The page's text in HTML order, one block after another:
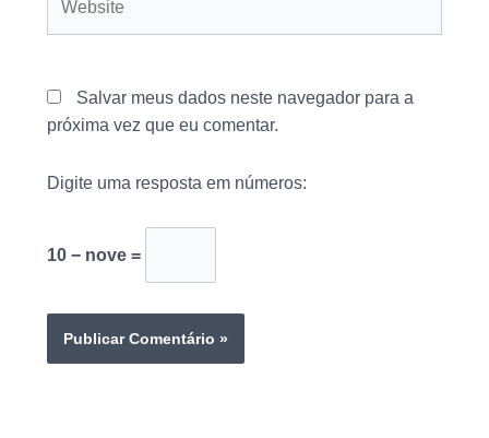
Salvar meus dados neste navegador para a
próxima vez que eu comentar.
Digite uma resposta em números:
10 − nove =